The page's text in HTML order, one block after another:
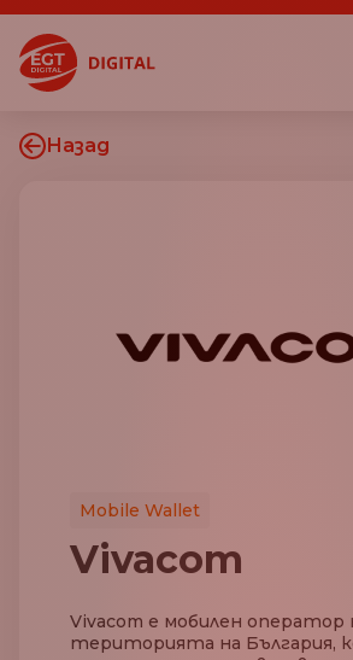
Назад
Mobile Wallet
Vivacom
Vivacom е мобилен оператор
територията на България,